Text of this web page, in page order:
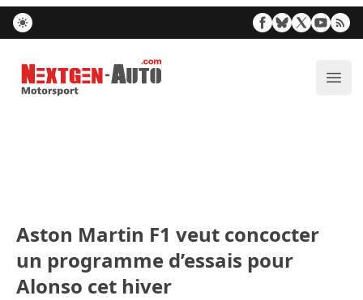
Nextgen-Auto.com
Aston Martin F1 veut concocter
un programme d’essais pour
Alonso cet hiver